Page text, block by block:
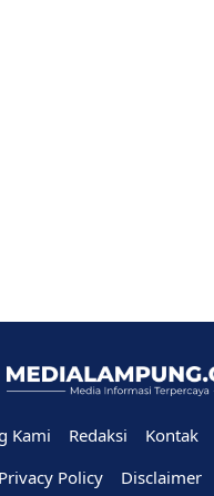
Kami Redaksi Kontak
Privacy Policy
Disclaimer